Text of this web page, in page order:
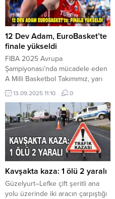
12 Dev Adam, EuroBasket’te
finale yükseldi
FIBA 2025 Avrupa
Şampiyonası’nda mücadele eden
A Milli Basketbol Takımımız, yarı
final maçında Yunanistan’ı 94-68
mağlup ederek finale yükseldi.
FIBA 2025 Avrupa
Şampiyonası’nda mücadele eden
Türkiye, yarı final maçında
Yunanistan’ı 94-68 mağlup
ederek finale yükseldi. Türk A
Milli Erkek Basketbol Takımı,
EuroBasket yarı finalinde
Yunanistan’ı mağlup etti ve finale
yükseldi....
13.09.2025 11:10 0
Kavşakta kaza: 1 ölü 2 yaralı
Güzelyurt–Lefke çift şeritli ana
yolu üzerinde iki aracın çarpıştığı